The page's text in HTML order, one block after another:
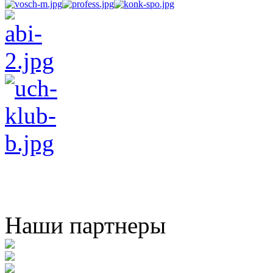
Наши партнеры